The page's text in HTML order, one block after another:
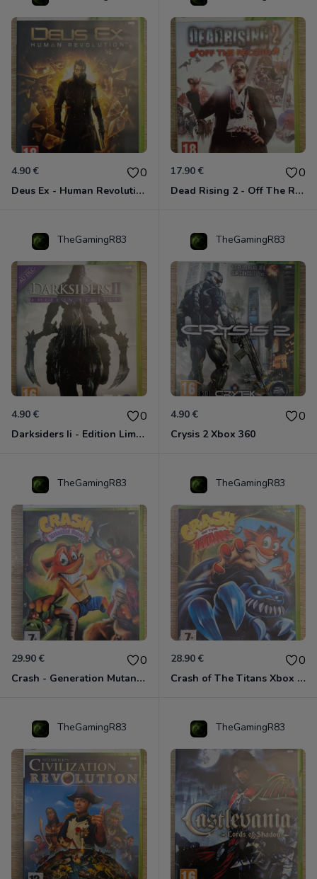
4.90 € 0
Deus Ex - Human Revolution Xbox 360
17.90 € 0
Dead Rising 2 - Off The Record Xbox 360
TheGamingR83
4.90 € 0
Darksiders Ii - Edition Limitée Xbox 360
TheGamingR83
4.90 € 0
Crysis 2 Xbox 360
TheGamingR83
29.90 € 0
Crash - Generation Mutant Xbox 360
TheGamingR83
28.90 € 0
Crash of The Titans Xbox 360
TheGamingR83 TheGamingR83